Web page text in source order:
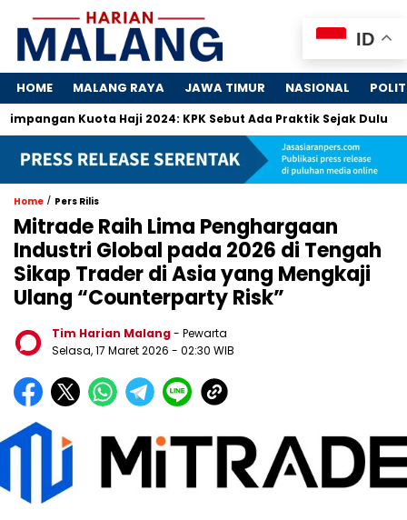
HOME MALANG RAYA JAWA TIMUR NASIONAL
Kuota Haji 2024: KPK Sebut Ada Praktik Sejak Dulu
Home / Pers Rilis
Mitrade Raih Lima Penghargaan
Industri Global pada 2026 di Tengah
Sikap Trader di Asia yang Mengkaji
Ulang “Counterparty Risk”
Tim Harian Malang- Pewarta
Selasa, 17 Maret 2026 - 02:30 WIB
ID